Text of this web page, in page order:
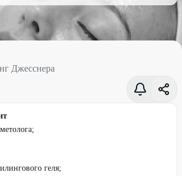
Джесснера со скидкой 50% - Бархат в
Джесснера
геля;